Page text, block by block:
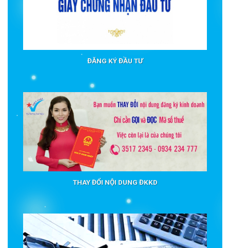
ĐĂNG KÝ ĐẦU TƯ
THAY ĐỔI NỘI DUNG ĐKKD